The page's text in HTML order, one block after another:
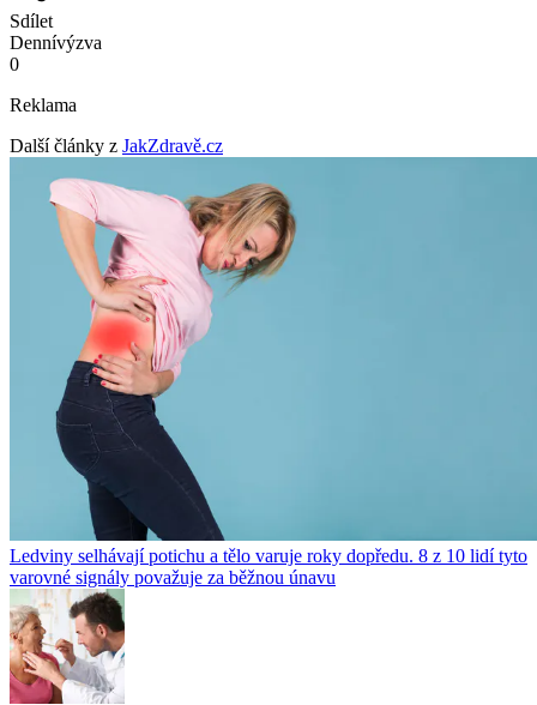
Sdílet
Dennívýzva
0
Reklama
Další články z JakZdravě.cz
Ledviny selhávají potichu a tělo varuje roky dopředu. 8 z 10 lidí tyto
varovné signály považuje za běžnou únavu